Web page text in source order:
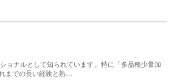
ョナルとして知られています。特に「多品種少量加
までの長い経験と熟…